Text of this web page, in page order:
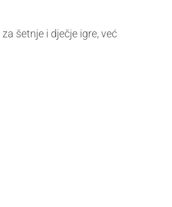
šetnje i dječje igre, već